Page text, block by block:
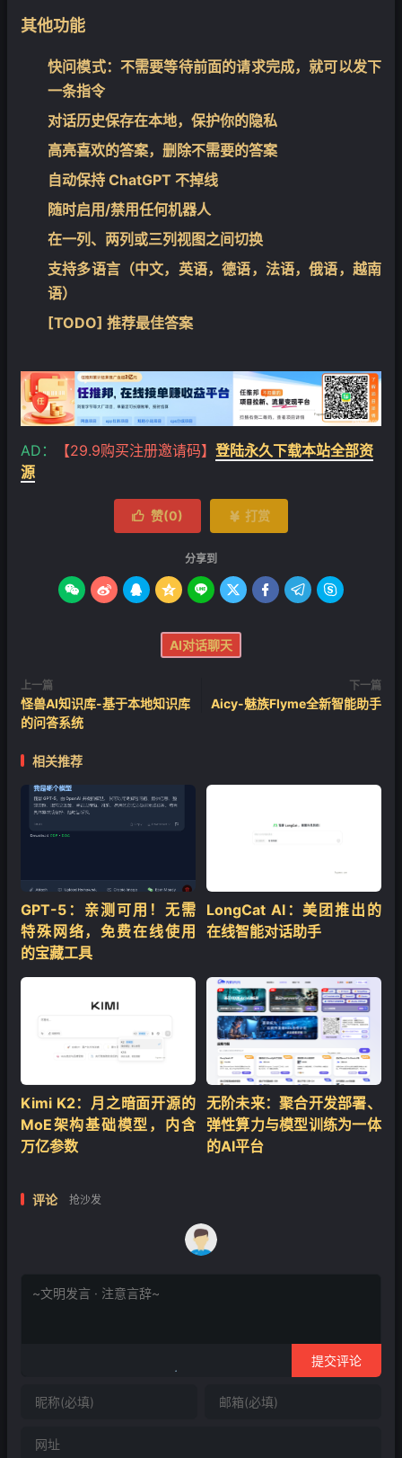
其他功能
快问模式：不需要等待前面的请求完成，就可以发下
一条指令
对话历史保存在本地，保护你的隐私
高亮喜欢的答案，删除不需要的答案
自动保持 ChatGPT 不掉线
随时启用/禁用任何机器人
在一列、两列或三列视图之间切换
支持多语言（中文，英语，德语，法语，俄语，越南
语）
[TODO] 推荐最佳答案
AD： 【29.9购买注册邀请码】 登陆永久下载本站全部资
源
 赞(0)  打赏
分享到
        
AI对话聊天
上一篇
怪兽AI知识库-基于本地知识库
的问答系统
下一篇
Aicy-魅族Flyme全新智能助手
相关推荐
GPT-5：亲测可用！无需
特殊网络，免费在线使用
的宝藏工具
LongCat AI：美团推出的
在线智能对话助手
Kimi K2：月之暗面开源的
MoE架构基础模型，内含
万亿参数
无阶未来：聚合开发部署、
弹性算力与模型训练为一体
的AI平台
评论 抢沙发
提交评论